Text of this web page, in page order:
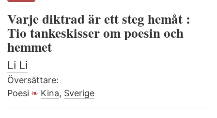
Varje diktrad är ett steg hemåt :
Tio tankeskisser om poesin och
hemmet
Li Li
Översättare:
Poesi
Kina, Sverige